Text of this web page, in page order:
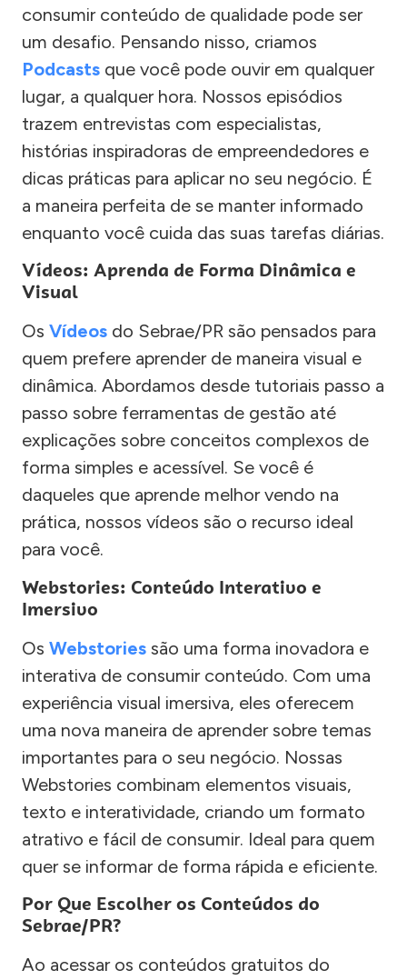
consumir conteúdo de qualidade pode ser
um desafio. Pensando nisso, criamos
Podcasts que você pode ouvir em qualquer
lugar, a qualquer hora. Nossos episódios
trazem entrevistas com especialistas,
histórias inspiradoras de empreendedores e
dicas práticas para aplicar no seu negócio. É
a maneira perfeita de se manter informado
enquanto você cuida das suas tarefas diárias.
Vídeos: Aprenda de Forma Dinâmica e
Visual
Os Vídeos do Sebrae/PR são pensados para
quem prefere aprender de maneira visual e
dinâmica. Abordamos desde tutoriais passo a
passo sobre ferramentas de gestão até
explicações sobre conceitos complexos de
forma simples e acessível. Se você é
daqueles que aprende melhor vendo na
prática, nossos vídeos são o recurso ideal
para você.
Webstories: Conteúdo Interativo e
Imersivo
Os Webstories são uma forma inovadora e
interativa de consumir conteúdo. Com uma
experiência visual imersiva, eles oferecem
uma nova maneira de aprender sobre temas
importantes para o seu negócio. Nossas
Webstories combinam elementos visuais,
texto e interatividade, criando um formato
atrativo e fácil de consumir. Ideal para quem
quer se informar de forma rápida e eficiente.
Por Que Escolher os Conteúdos do
Sebrae/PR?
Ao acessar os conteúdos gratuitos do